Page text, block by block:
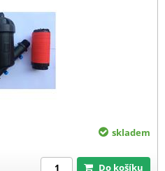
skladem
Do košíku